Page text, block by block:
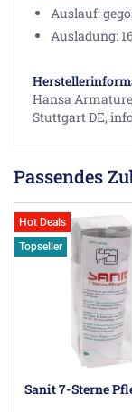
Auslauf:
Ausladung:
Hansa
Stuttgart DE,
Passendes
Hot Deals
Topseller
Sanit 7-Sterne